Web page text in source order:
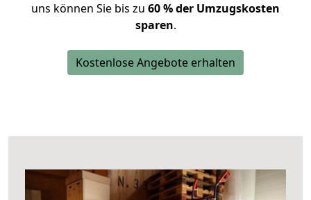
uns können Sie bis zu 60 % der Umzugskosten
sparen.
Kostenlose Angebote erhalten